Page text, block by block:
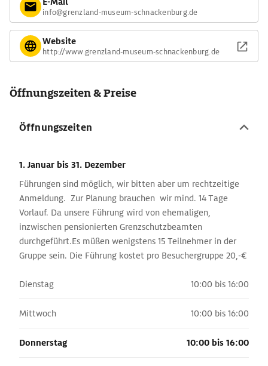
info@grenzland-museum-schnackenburg.de
Website
http://www.grenzland-museum-schnackenburg.de
Öffnungszeiten & Preise
Öffnungszeiten
1. Januar bis 31. Dezember
Führungen sind möglich, wir bitten aber um rechtzeitige
Anmeldung. Zur Planung brauchen wir mind. 14 Tage
Vorlauf. Da unsere Führung wird von ehemaligen,
inzwischen pensionierten Grenzschutzbeamten
durchgeführt.Es müßen wenigstens 15 Teilnehmer in der
Gruppe sein. Die Führung kostet pro Besuchergruppe 20,-€
Dienstag 10:00 bis 16:00
Mittwoch 10:00 bis 16:00
Donnerstag 10:00 bis 16:00